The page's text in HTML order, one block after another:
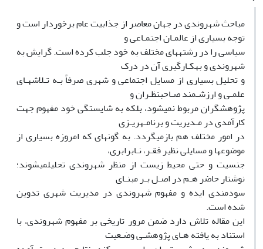
مباحث شهروندی در جهان معاصر از جذابیت عام برخوردار است و
توجه بسیاری از عالمـان اجتمـاعی و
سیاسی را در رشتههای مختلف به خود جلب کرده است. گرایش به
شهروندی و بهکـارگیری آن در درک
و تحلیل بسیاری از مسایل اجتماعی و شهری صرفاً بـه تـلاشهـای
علمـی و ارزشـمند صـاحبنظـران و
پژوهشگران مربوط نمیشود، بلکه به شایستگی خود مفهوم جهت
کارآمدی در مـدیریت و برنامـهریـزی
در امور مختلف هم بازمیگردد. به گونهای که امروزه بسیاری از
موضوعها و مسایلی نظیر فقـر، نـابرابری،
جنسیت و حتی محیط زیست از منظر شهروندی تحلیلمیشوند؛
نوشتار حاضر هـم در اصـل بـر مبنـای
سودمندی ایده و مفهوم شهروندی در مدیریت شهری تدوین
شده است.
این مقاله تلاش دارد ضمن مرور تاریخی بر مفهوم شهروندی، با
استناد به یافته هـای پژوهشـی وضـعیت